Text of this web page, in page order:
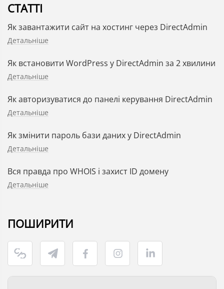
СТАТТІ
Як завантажити сайт на хостинг через DirectAdmin
Детальніше
Як встановити WordPress у DirectAdmin за 2 хвилини
Детальніше
Як авторизуватися до панелі керування DirectAdmin
Детальніше
Як змінити пароль бази даних у DirectAdmin
Детальніше
Вся правда про WHOIS і захист ID домену
Детальніше
ПОШИРИТИ